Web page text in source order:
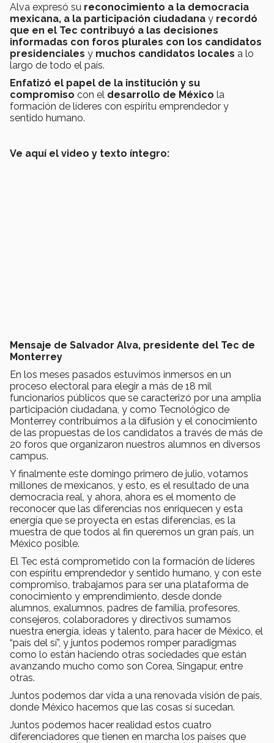
Alva expresó su reconocimiento a la democracia
mexicana, a la participación ciudadana y recordó
que en el Tec contribuyó a las decisiones
informadas con foros plurales con los candidatos
presidenciales y muchos candidatos locales a lo
largo de todo el país.
Enfatizó el papel de la institución y su
compromiso con el desarrollo de México la
formación de líderes con espíritu emprendedor y
sentido humano.
Ve aquí el video y texto íntegro:
Mensaje de Salvador Alva, presidente del Tec de
Monterrey
En los meses pasados estuvimos inmersos en un
proceso electoral para elegir a más de 18 mil
funcionarios públicos que se caracterizó por una amplia
participación ciudadana, y como Tecnológico de
Monterrey contribuimos a la difusión y el conocimiento
de las propuestas de los candidatos a través de más de
20 foros que organizaron nuestros alumnos en diversos
campus.
Y finalmente este domingo primero de julio, votamos
millones de mexicanos, y esto, es el resultado de una
democracia real, y ahora, ahora es el momento de
reconocer que las diferencias nos enriquecen y esta
energía que se proyecta en estas diferencias, es la
muestra de que todos al fin queremos un gran país, un
México posible.
El Tec está comprometido con la formación de líderes
con espíritu emprendedor y sentido humano, y con este
compromiso, trabajamos para ser una plataforma de
conocimiento y emprendimiento, desde donde
alumnos, exalumnos, padres de familia, profesores,
consejeros, colaboradores y directivos sumamos
nuestra energía, ideas y talento, para hacer de México, el
“país del sí”, y juntos podemos romper paradigmas
como lo están haciendo otras sociedades que están
avanzando mucho como son Corea, Singapur, entre
otras.
Juntos podemos dar vida a una renovada visión de país,
donde México hacemos que las cosas sí sucedan.
Juntos podemos hacer realidad estos cuatro
diferenciadores que tienen en marcha los países que